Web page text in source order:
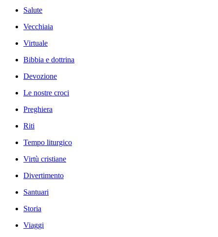
Salute
Vecchiaia
Virtuale
Bibbia e dottrina
Devozione
Le nostre croci
Preghiera
Riti
Tempo liturgico
Virtù cristiane
Divertimento
Santuari
Storia
Viaggi